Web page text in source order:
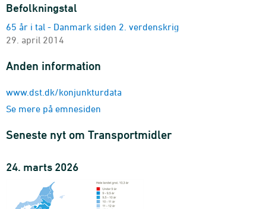
2018M01-2026M06 - Antal
Nyregistrerede personbiler
registreringsform
enhed, ejerforhold og drivmiddel
2011M01-2026M06 - Antal
Brugte personbiler
sæsonkorrigering
2004M01-2026M06 - Antal
køretøjstype og enhed
2000M01-2026M06 - Antal
Nyregistrerede personbiler
Befolkningstal
65 år i tal - Danmark siden 2. verdenskrig
29. april 2014
Anden information
www.dst.dk/konjunkturdata
Se mere på emnesiden
Seneste nyt om Transportmidler
24. marts 2026